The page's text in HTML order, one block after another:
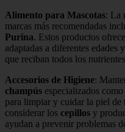
Alimento para Mascotas: La
marcas más recomendadas
Purina. Estos productos
adaptadas a diferentes edades
que reciban todos los
Accesorios de Higiene:
champús especializados como
para limpiar y cuidar la piel de
considerar los cepillos y
ayudan a prevenir problemas